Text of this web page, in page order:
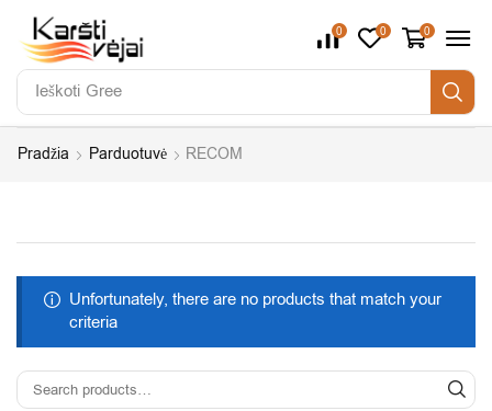
Ieškoti Gree
0 0 0
Pradžia Parduotuvė RECOM
Unfortunately, there are no products that match your
criteria